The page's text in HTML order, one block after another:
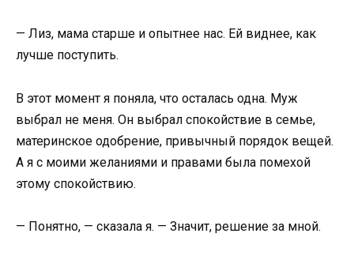
— Лиз, мама старше и опытнее нас. Ей виднее, как
лучше поступить.
В этот момент я поняла, что осталась одна. Муж
выбрал не меня. Он выбрал спокойствие в семье,
материнское одобрение, привычный порядок вещей.
А я с моими желаниями и правами была помехой
этому спокойствию.
— Понятно, — сказала я. — Значит, решение за мной.